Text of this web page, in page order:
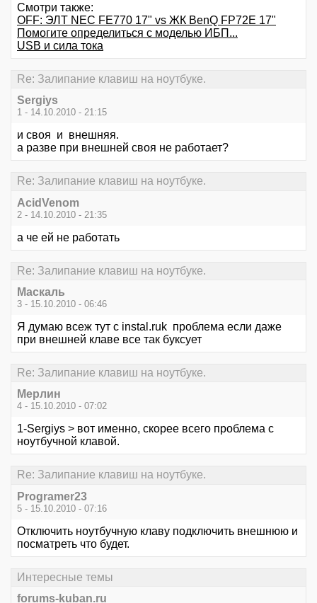
Смотри также:
OFF: ЭЛТ NEC FE770 17" vs ЖК BenQ FP72E 17"
Помогите определиться с моделью ИБП...
USB и сила тока
Re: Залипание клавиш на ноутбуке.
Sergiys
1 - 14.10.2010 - 21:15
и своя и внешняя.
а разве при внешней своя не работает?
Re: Залипание клавиш на ноутбуке.
AcidVenom
2 - 14.10.2010 - 21:35
а че ей не работать
Re: Залипание клавиш на ноутбуке.
Маскаль
3 - 15.10.2010 - 06:46
Я думаю всеж тут с instal.ruk проблема если даже
при внешней клаве все так буксует
Re: Залипание клавиш на ноутбуке.
Мерлин
4 - 15.10.2010 - 07:02
1-Sergiys > вот именно, скорее всего проблема с
ноутбучной клавой.
Re: Залипание клавиш на ноутбуке.
Programer23
5 - 15.10.2010 - 07:16
Отключить ноутбучную клаву подключить внешнюю и
посматреть что будет.
Интересные темы
forums-kuban.ru